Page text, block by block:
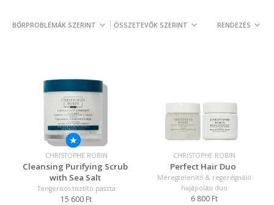
BŐRPROBLÉMÁK SZERINT ÖSSZETEVŐK SZERINT RENDEZÉS
CHRISTOPHE ROBIN
Cleansing Purifying Scrub
with Sea Salt
Tengerisós tisztító paszta
15 600 Ft
CHRISTOPHE ROBIN
Perfect Hair Duo
Méregtelenítő & regeregnáló
hajápolási duo
6 800 Ft